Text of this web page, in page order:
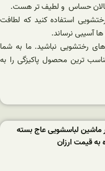
حساس و لطیف تر هست.
استفاده کنید که لطافت
آسیبی نرساند.
رختشویی نباشید. ما به شما
ترین محصول پاکیزگی را به
ماشین لباسشویی عاج بسته
قیمت ارزان